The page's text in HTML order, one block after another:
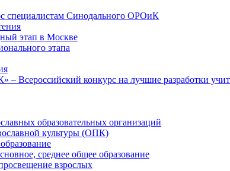
специалистам Синодального ОРОиК
этап в Москве
этапа
– Всероссийский конкурс на лучшие разработки
образовательных организаций
культуры (ОПК)
среднее общее образование
взрослых